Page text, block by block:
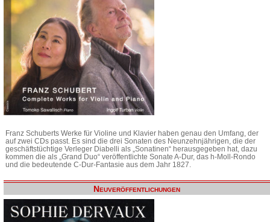
Franz Schuberts Werke für Violine und Klavier haben genau den Umfang, der
auf zwei CDs passt. Es sind die drei Sonaten des Neunzehnjährigen, die der
geschäftstüchtige Verleger Diabelli als „Sonatinen“ herausgegeben hat, dazu
kommen die als „Grand Duo“ veröffentlichte Sonate A-Dur, das h-Moll-Rondo
und die bedeutende C-Dur-Fantasie aus dem Jahr 1827.
Neuveröffentlichungen